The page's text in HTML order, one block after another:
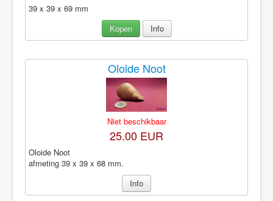
39 x 39 x 69 mm
Kopen
Info
Oloide Noot
Niet beschikbaar
25.00 EUR
Oloide Noot
afmeting 39 x 39 x 68 mm.
Info